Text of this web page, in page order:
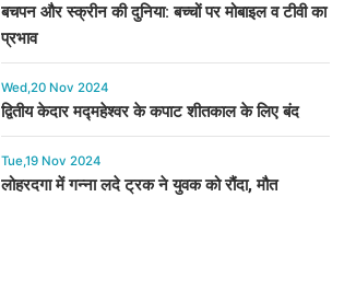
बचपन और स्क्रीन की दुनिया: बच्चों पर मोबाइल व टीवी का
प्रभाव
Wed,20 Nov 2024
द्वितीय केदार मद्महेश्वर के कपाट शीतकाल के लिए बंद
Tue,19 Nov 2024
लोहरदगा में गन्ना लदे ट्रक ने युवक को रौंदा, मौत